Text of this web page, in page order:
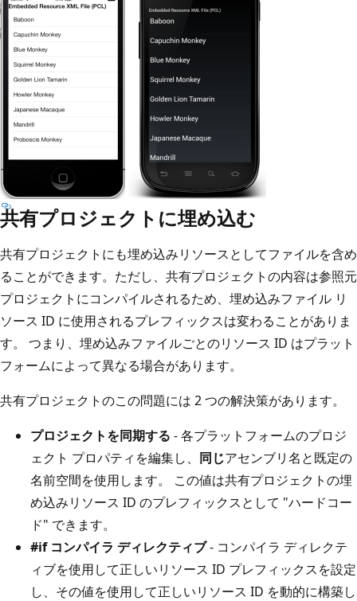
共有プロジェクトに埋め込む
共有プロジェクトにも埋め込みリソースとしてファイルを含め
ることができます。ただし、共有プロジェクトの内容は参照元
プロジェクトにコンパイルされるため、埋め込みファイル リ
ソース ID に使用されるプレフィックスは変わることがありま
す。 つまり、埋め込みファイルごとのリソース ID はプラット
フォームによって異なる場合があります。
共有プロジェクトのこの問題には 2 つの解決策があります。
プロジェクトを同期する - 各プラットフォームのプロジ
ェクト プロパティを編集し、 同じアセンブリ名と既定の
名前空間を使用します。 この値は共有プロジェクトの埋
め込みリソース ID のプレフィックスとして "ハードコー
ド" できます。
#if コンパイラ ディレクティブ- コンパイラ ディレクテ
ィブを使用して正しいリソース ID プレフィックスを設定
し、その値を使用して正しいリソース ID を動的に構築し